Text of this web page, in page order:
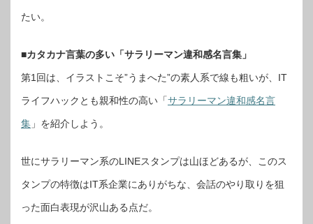
たい。
■カタカナ言葉の多い「サラリーマン違和感名言集」
第1回は、イラストこそ”うまへた”の素人系で線も粗いが、IT
ライフハックとも親和性の高い「サラリーマン違和感名言
集 」を紹介しよう。
世にサラリーマン系のLINEスタンプは山ほどあるが、このス
タンプの特徴はIT系企業にありがちな、会話のやり取りを狙
った面白表現が沢山ある点だ。